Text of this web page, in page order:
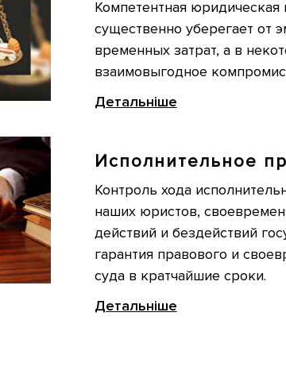
Компетентная
существенно уберегает от
временных затрат, а в
взаимовыгодное
Детальніше
Исполнительное
Контроль хода
наших юристов,
действий и бездействий
гарантия правового и
суда в кратчайшие сроки.
Детальніше